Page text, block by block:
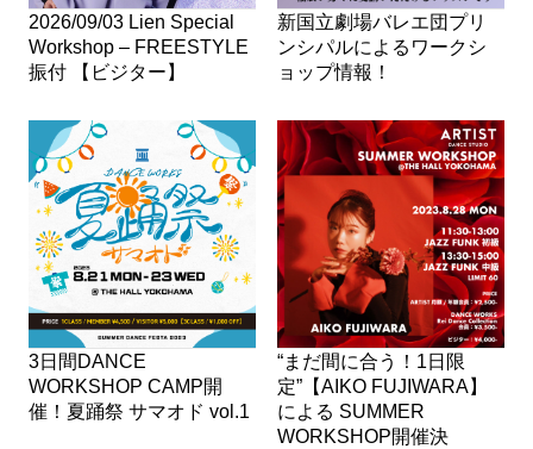
2026/09/03 Lien Special
Workshop – FREESTYLE
振付 【ビジター】
新国立劇場バレエ団プリ
ンシパルによるワークシ
ョップ情報！
3日間DANCE
WORKSHOP CAMP開
催！夏踊祭 サマオド vol.1
“まだ間に合う！1日限
定”【AIKO FUJIWARA】
による SUMMER
WORKSHOP開催決